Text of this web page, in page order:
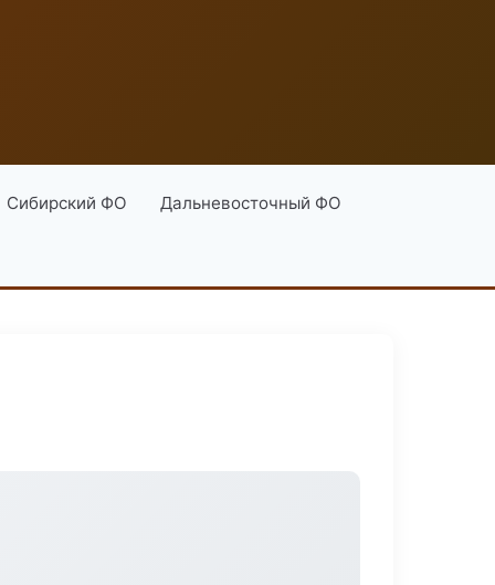
Сибирский ФО Дальневосточный ФО